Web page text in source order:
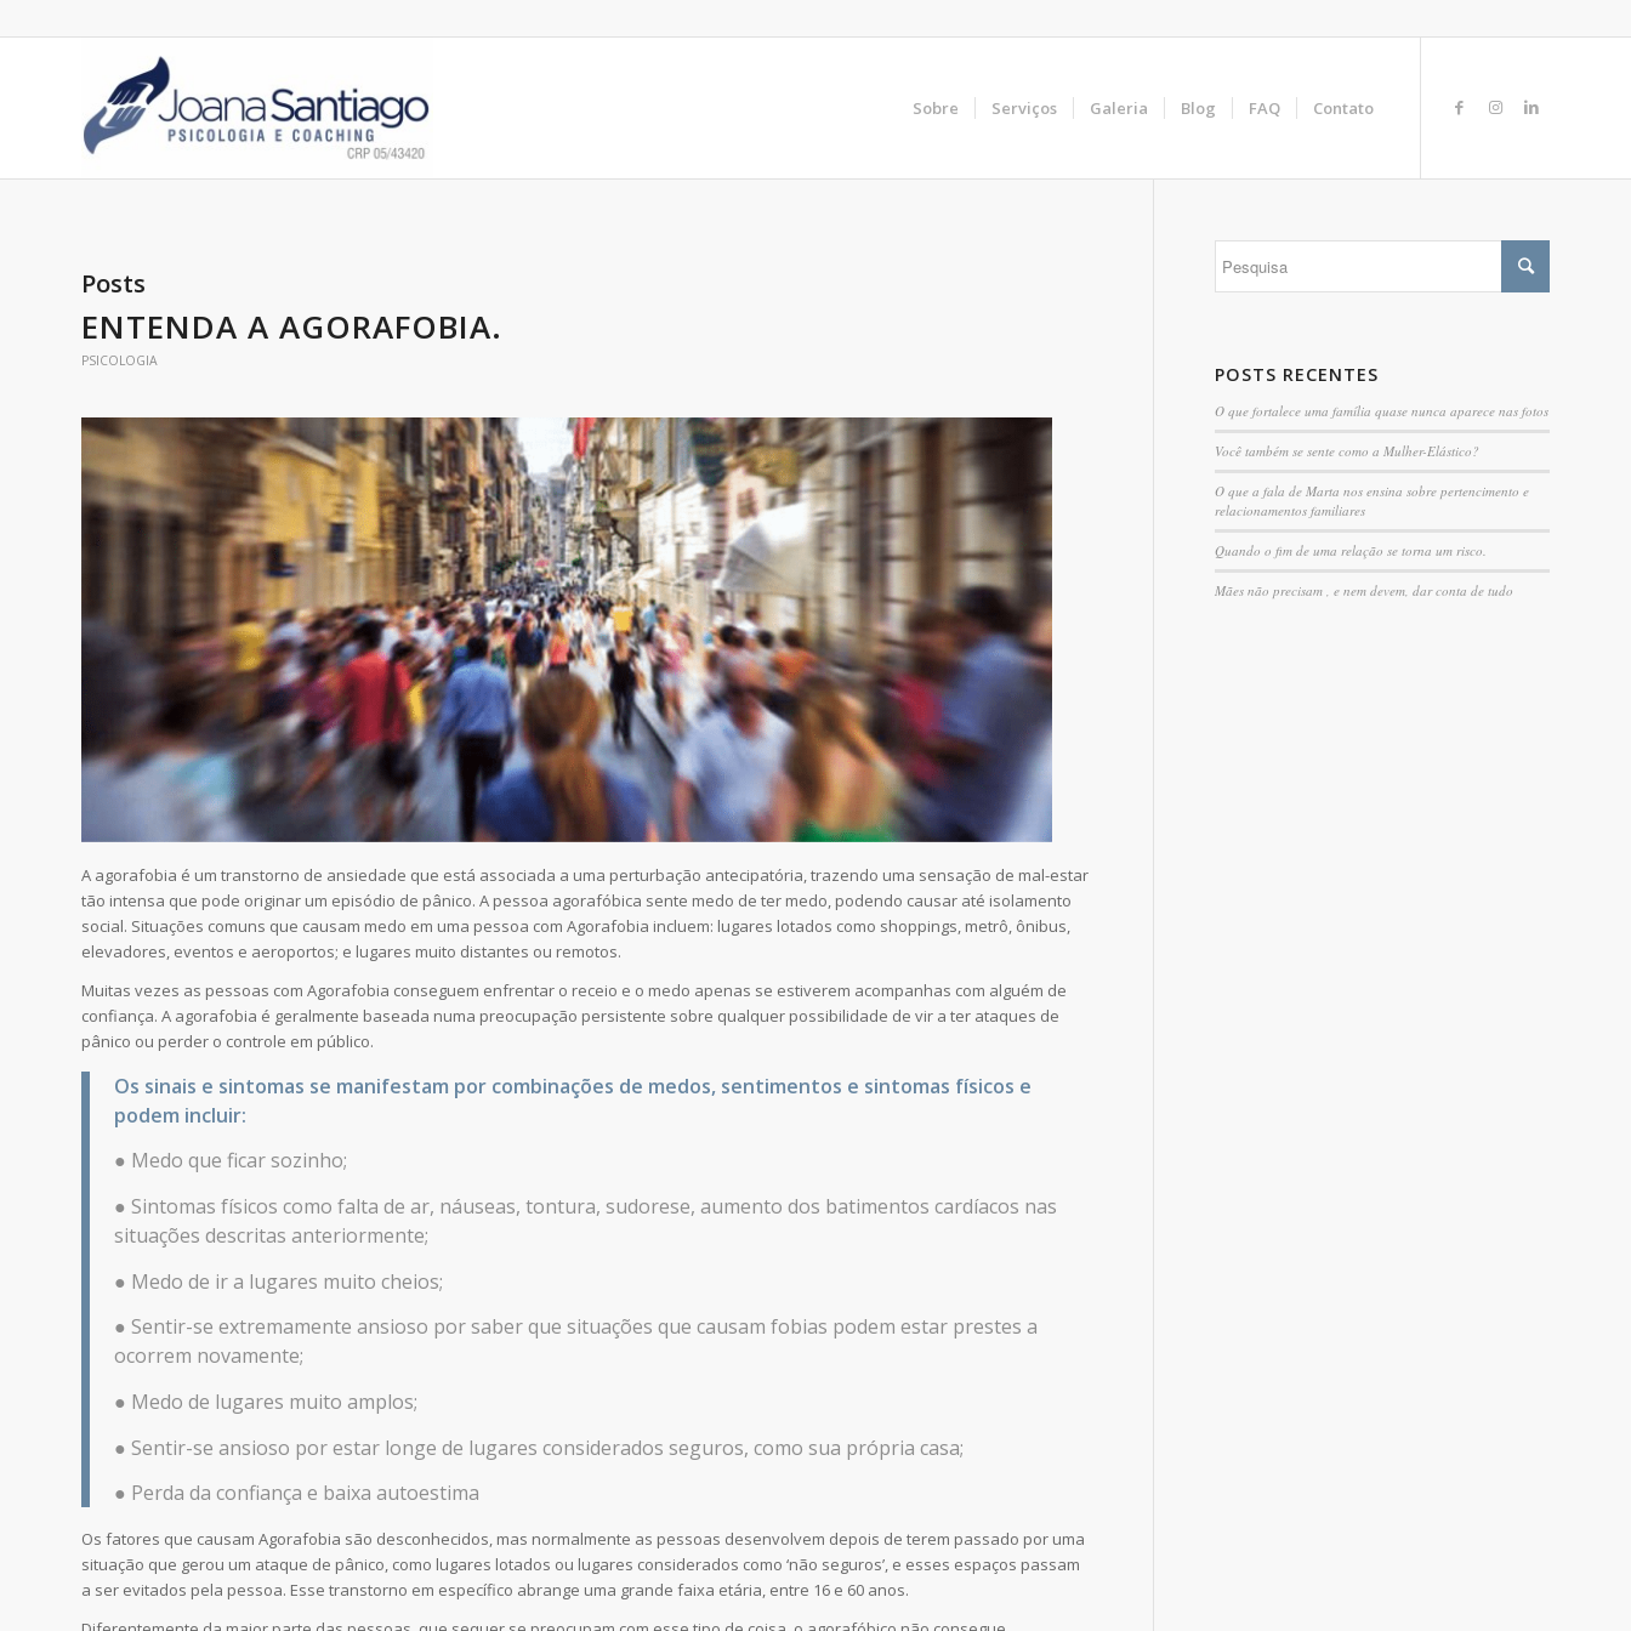
Sobre Serviços Galeria Blog FAQ Contato
Posts
ENTENDA A AGORAFOBIA.
PSICOLOGIA
A agorafobia é um transtorno de ansiedade que está associada a uma perturbação antecipatória, trazendo uma sensação de mal-estar
tão intensa que pode originar um episódio de pânico. A pessoa agorafóbica sente medo de ter medo, podendo causar até isolamento
social. Situações comuns que causam medo em uma pessoa com Agorafobia incluem: lugares lotados como shoppings, metrô, ônibus,
elevadores, eventos e aeroportos; e lugares muito distantes ou remotos.
Muitas vezes as pessoas com Agorafobia conseguem enfrentar o receio e o medo apenas se estiverem acompanhas com alguém de
confiança. A agorafobia é geralmente baseada numa preocupação persistente sobre qualquer possibilidade de vir a ter ataques de
pânico ou perder o controle em público.
Os sinais e sintomas se manifestam por combinações de medos, sentimentos e sintomas físicos e
podem incluir:
● Medo que ficar sozinho;
● Sintomas físicos como falta de ar, náuseas, tontura, sudorese, aumento dos batimentos cardíacos nas
situações descritas anteriormente;
● Medo de ir a lugares muito cheios;
● Sentir-se extremamente ansioso por saber que situações que causam fobias podem estar prestes a
ocorrem novamente;
● Medo de lugares muito amplos;
● Sentir-se ansioso por estar longe de lugares considerados seguros, como sua própria casa;
● Perda da confiança e baixa autoestima
Os fatores que causam Agorafobia são desconhecidos, mas normalmente as pessoas desenvolvem depois de terem passado por uma
situação que gerou um ataque de pânico, como lugares lotados ou lugares considerados como ‘não seguros’, e esses espaços passam
a ser evitados pela pessoa. Esse transtorno em específico abrange uma grande faixa etária, entre 16 e 60 anos.
POSTS RECENTES
O que fortalece uma família quase nunca aparece nas fotos
Você também se sente como a Mulher-Elástico?
O que a fala de Marta nos ensina sobre pertencimento e
relacionamentos familiares
Quando o fim de uma relação se torna um risco.
Mães não precisam , e nem devem, dar conta de tudo